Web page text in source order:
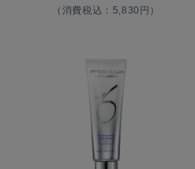
（消費税込：5,830円）